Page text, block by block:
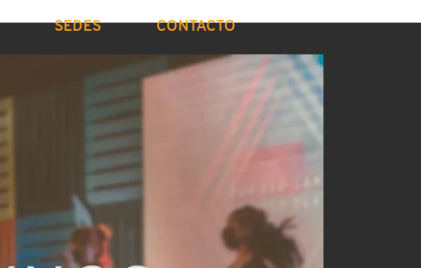
SEDES CONTACTO